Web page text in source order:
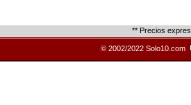
** Precios
© 2002/2022 Solo10.com